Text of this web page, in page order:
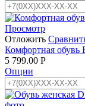
Просмотр
Отложить
Комфортная обувь
5 799.00 Р
Опции